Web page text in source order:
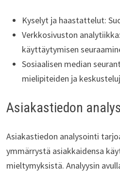
Kyselyt ja haastattelut:
Verkkosivuston
käyttäytymisen
Sosiaalisen median
mielipiteiden ja
Asiakastiedon
Asiakastiedon analysointi
ymmärrystä asiakkaidensa
mieltymyksistä. Analyysin